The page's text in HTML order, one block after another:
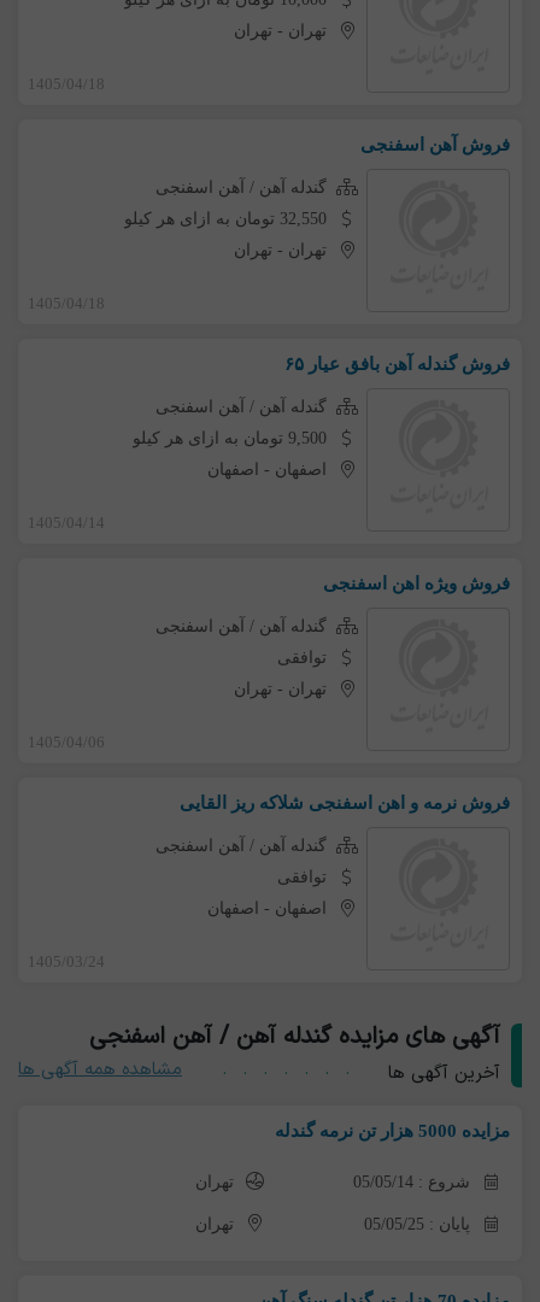
تهران - تهران
1405/04/18
فروش آهن اسفنجی
گندله آهن / آهن اسفنجی
32,550 تومان به ازای هر کیلو
تهران - تهران
1405/04/18
فروش گندله آهن بافق عیار ۶۵
گندله آهن / آهن اسفنجی
9,500 تومان به ازای هر کیلو
اصفهان - اصفهان
1405/04/14
فروش ویژه اهن اسفنجی
گندله آهن / آهن اسفنجی
توافقی
تهران - تهران
1405/04/06
فروش نرمه و اهن اسفنجی شلاکه ریز القایی
گندله آهن / آهن اسفنجی
توافقی
اصفهان - اصفهان
1405/03/24
آگهی های مزایده گندله آهن / آهن اسفنجی
آخرین آگهی ها مشاهده همه آگهی ها
مزایده 5000 هزار تن نرمه گندله
شروع : 05/05/14 تهران
پایان : 05/05/25 تهران